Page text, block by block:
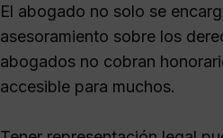
El abogado no solo se
asesoramiento sobre los
abogados no cobran
accesible para muchos.